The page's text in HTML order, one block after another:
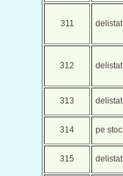
311 delistat
312 delistat
313 delistat
314 pe stoc
315 delistat